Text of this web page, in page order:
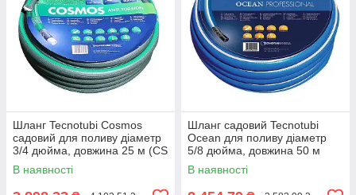
Шланг Tecnotubi Cosmos
садовий для поливу діаметр
3/4 дюйма, довжина 25 м (CS
3/4 25)
В наявності
Шланг садовий Tecnotubi
Ocean для поливу діаметр
5/8 дюйма, довжина 50 м
(OC 5/8 50)
В наявності